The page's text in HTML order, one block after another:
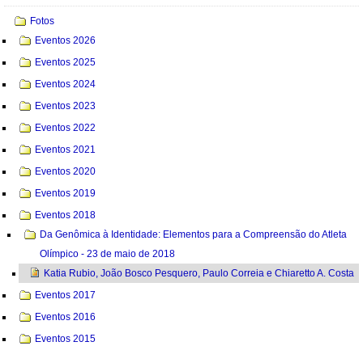
Fotos
Eventos 2026
Eventos 2025
Eventos 2024
Eventos 2023
Eventos 2022
Eventos 2021
Eventos 2020
Eventos 2019
Eventos 2018
Da Genômica à Identidade: Elementos para a Compreensão do Atleta
Olímpico - 23 de maio de 2018
Katia Rubio, João Bosco Pesquero, Paulo Correia e Chiaretto A. Costa
Eventos 2017
Eventos 2016
Eventos 2015